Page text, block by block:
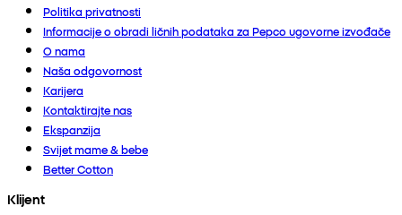
Politika privatnosti
Informacije o obradi ličnih podataka za Pepco ugovorne izvođače
O nama
Naša odgovornost
Karijera
Kontaktirajte nas
Ekspanzija
Svijet mame & bebe
Better Cotton
Klijent